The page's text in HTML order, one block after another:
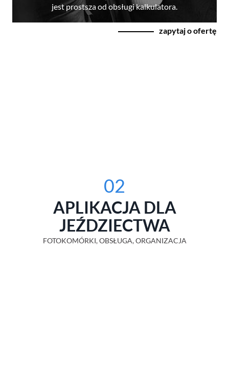
jest prostsza od obsługi kalkulatora.
zapytaj o ofertę
02
APLIKACJA DLA
JEŹDZIECTWA
FOTOKOMÓRKI, OBSŁUGA, ORGANIZACJA